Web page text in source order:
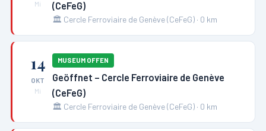
Mi (CeFeG)
🏛️ Cercle Ferroviaire de Genève (CeFeG) · 0 km
14
OKT
Mi
MUSEUM OFFEN
Geöffnet – Cercle Ferroviaire de Genève
(CeFeG)
🏛️ Cercle Ferroviaire de Genève (CeFeG) · 0 km